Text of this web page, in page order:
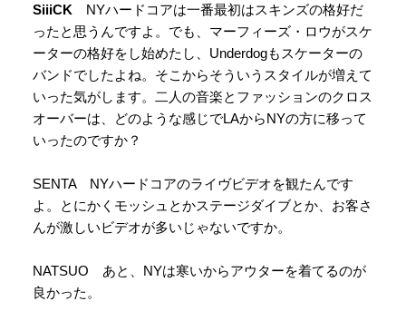
SiiiCK NYハードコアは一番最初はスキンズの格好だ
ったと思うんですよ。でも、マーフィーズ・ロウがスケ
ーターの格好をし始めたし、Underdogもスケーターの
バンドでしたよね。そこからそういうスタイルが増えて
いった気がします。二人の音楽とファッションのクロス
オーバーは、どのような感じでLAからNYの方に移って
いったのですか？
SENTA NYハードコアのライヴビデオを観たんです
よ。とにかくモッシュとかステージダイブとか、お客さ
んが激しいビデオが多いじゃないですか。
NATSUO あと、NYは寒いからアウターを着てるのが
良かった。